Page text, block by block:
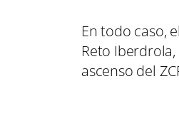
En todo caso,
Reto
ascenso del